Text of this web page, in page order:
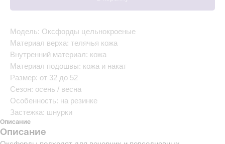
Модель: Оксфорды цельнокроеные
Материал верха: телячья кожа
Внутренний материал: кожа
Материал подошвы: кожа и накат
Размер: от 32 до 52
Сезон: осень / весна
Особенность: на резинке
Застежка: шнурки
Описание
Описание